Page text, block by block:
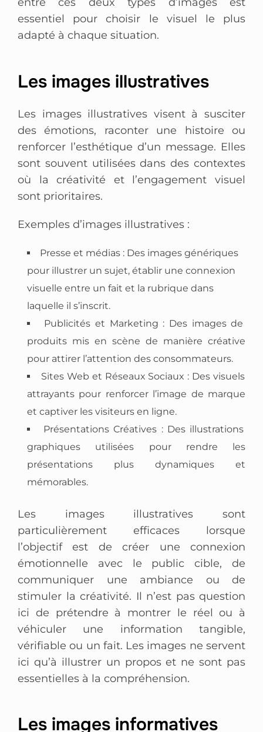
essentiel pour choisir le visuel le plus
adapté à chaque situation.
Les images illustratives
Les images illustratives visent à susciter
des émotions, raconter une histoire ou
renforcer l’esthétique d’un message. Elles
sont souvent utilisées dans des contextes
où la créativité et l’engagement visuel
sont prioritaires.
Exemples d’images illustratives :
Presse et médias : Des images génériques
pour illustrer un sujet, établir une connexion
visuelle entre un fait et la rubrique dans
laquelle il s’inscrit.
Publicités et Marketing : Des images de
produits mis en scène de manière créative
pour attirer l’attention des consommateurs.
Sites Web et Réseaux Sociaux : Des visuels
attrayants pour renforcer l’image de marque
et captiver les visiteurs en ligne.
Présentations Créatives : Des illustrations
graphiques utilisées pour rendre les
présentations plus dynamiques et
mémorables.
Les images illustratives sont
particulièrement efficaces lorsque
l’objectif est de créer une connexion
émotionnelle avec le public cible, de
communiquer une ambiance ou de
stimuler la créativité. Il n’est pas question
ici de prétendre à montrer le réel ou à
véhiculer une information tangible,
vérifiable ou un fait. Les images ne servent
ici qu’à illustrer un propos et ne sont pas
essentielles à la compréhension.
Les images informatives